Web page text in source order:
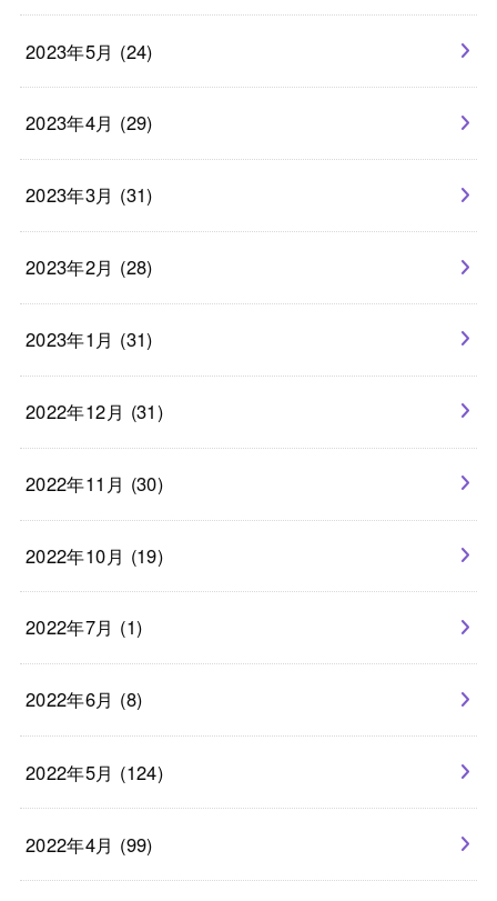
2023年5月 (24)
2023年4月 (29)
2023年3月 (31)
2023年2月 (28)
2023年1月 (31)
2022年12月 (31)
2022年11月 (30)
2022年10月 (19)
2022年7月 (1)
2022年6月 (8)
2022年5月 (124)
2022年4月 (99)